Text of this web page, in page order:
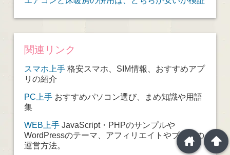
関連リンク
スマホ上手格安スマホ、SIM情報、おすすめアプ
リの紹介
PC上手おすすめパソコン選び、まめ知識や用語
集
WEB上手JavaScript・PHPのサンプルや
WordPressのテーマ、アフィリエイトやブログの
運営方法。
arrowup
home